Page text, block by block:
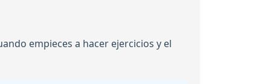
empieces a hacer ejercicios y el